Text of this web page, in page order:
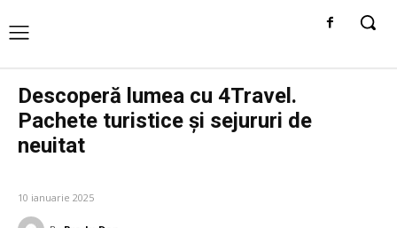
Descoperă lumea cu 4Travel.
Pachete turistice și sejururi de
neuitat
10 ianuarie 2025